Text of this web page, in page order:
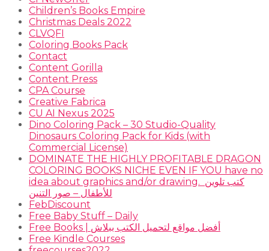
Children’s Books Empire
Christmas Deals 2022
CLVQFI
Coloring Books Pack
Contact
Content Gorilla
Content Press
CPA Course
Creative Fabrica
CU AI Nexus 2025
Dino Coloring Pack – 30 Studio-Quality
Dinosaurs Coloring Pack for Kids (with
Commercial License)
DOMINATE THE HIGHLY PROFITABLE DRAGON
COLORING BOOKS NICHE EVEN IF YOU have no
idea about graphics and/or drawing. ​ كتب تلوين
للأطفال – صور التنين
FebDiscount
Free Baby Stuff – Daily
Free Books | أفضل مواقع لتحميل الكتب ببلاش
Free Kindle Courses